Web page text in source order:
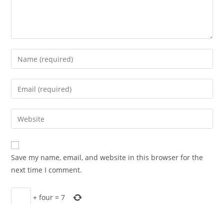
Enter
your
name
comment
Enter
your
email
address
comment
Enter
your
website
URL
(optional)
Save my name, email, and website in this browser for the
next time I comment.
+four =7